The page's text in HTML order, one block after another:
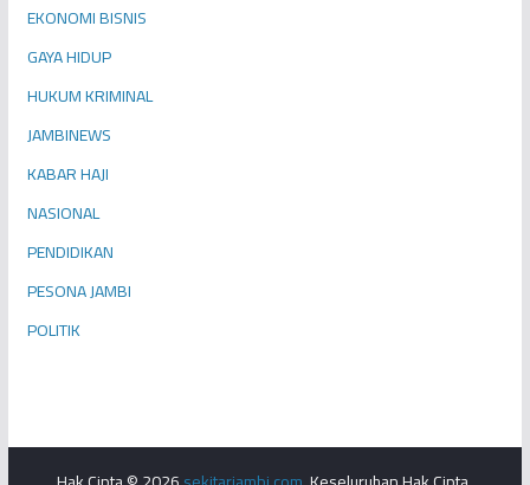
EKONOMI BISNIS
GAYA HIDUP
HUKUM KRIMINAL
JAMBINEWS
KABAR HAJI
NASIONAL
PENDIDIKAN
PESONA JAMBI
POLITIK